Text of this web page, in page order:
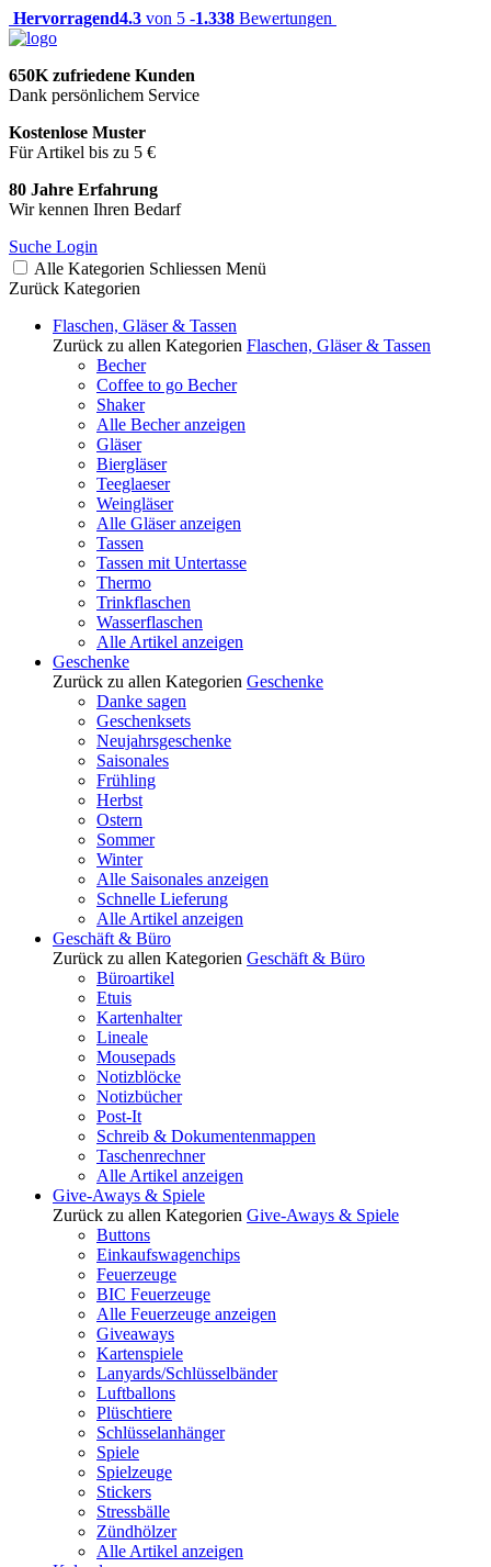
Hervorragend4.3 von 5 -1.338 Bewertungen
650K zufriedene Kunden
Dank persönlichem Service
Kostenlose Muster
Für Artikel bis zu 5 €
80 Jahre Erfahrung
Wir kennen Ihren Bedarf
Suche Login
Alle Kategorien Schliessen Menü
Zurück Kategorien
Flaschen, Gläser & Tassen
Zurück zu allen Kategorien Flaschen, Gläser & Tassen
Becher
Coffee to go Becher
Shaker
Alle Becher anzeigen
Gläser
Biergläser
Teeglaeser
Weingläser
Alle Gläser anzeigen
Tassen
Tassen mit Untertasse
Thermo
Trinkflaschen
Wasserflaschen
Alle Artikel anzeigen
Geschenke
Zurück zu allen Kategorien Geschenke
Danke sagen
Geschenksets
Neujahrsgeschenke
Saisonales
Frühling
Herbst
Ostern
Sommer
Winter
Alle Saisonales anzeigen
Schnelle Lieferung
Alle Artikel anzeigen
Geschäft & Büro
Zurück zu allen Kategorien Geschäft & Büro
Büroartikel
Etuis
Kartenhalter
Lineale
Mousepads
Notizblöcke
Notizbücher
Post-It
Schreib & Dokumentenmappen
Taschenrechner
Alle Artikel anzeigen
Give-Aways & Spiele
Zurück zu allen Kategorien Give-Aways & Spiele
Buttons
Einkaufswagenchips
Feuerzeuge
BIC Feuerzeuge
Alle Feuerzeuge anzeigen
Giveaways
Kartenspiele
Lanyards/Schlüsselbänder
Luftballons
Plüschtiere
Schlüsselanhänger
Spiele
Spielzeuge
Stickers
Stressbälle
Zündhölzer
Alle Artikel anzeigen